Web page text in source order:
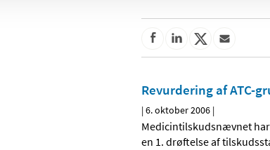
Revurdering af ATC-
|6. oktober 2006 |
Medicintilskudsnævnet
en 1. drøftelse af